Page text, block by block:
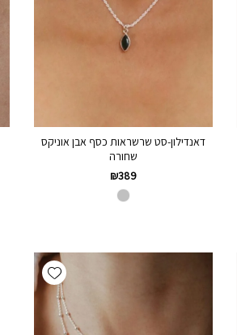
דאנדילון-סט שרשראות כסף אבן אוניקס
שחורה
₪389
Add
Add wishlist